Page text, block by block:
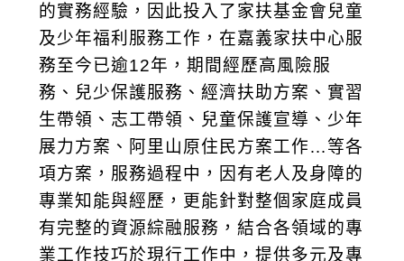
的實務經驗，因此投入了家扶基金會兒童
及少年福利服務工作，在嘉義家扶中心服
務至今已逾12年，期間經歷高風險服
務、兒少保護服務、經濟扶助方案、實習
生帶領、志工帶領、兒童保護宣導、少年
展力方案、阿里山原住民方案工作…等各
項方案，服務過程中，因有老人及身障的
專業知能與經歷，更能針對整個家庭成員
有完整的資源綜融服務，結合各領域的專
業工作技巧於現行工作中，提供多元及專